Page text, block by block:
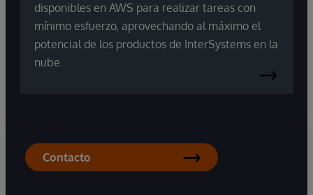
disponibles en AWS para realizar tareas con
mínimo esfuerzo, aprovechando al máximo el
potencial de los productos de InterSystems en la
nube.
Contacto